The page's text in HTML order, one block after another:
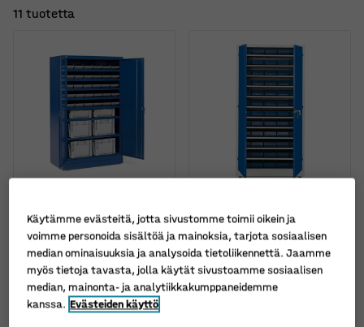
11 tuotetta
Laatikkokaappi SHIFT,
36 laatikkoa, sininen
Tuotenumero :20609
1.265,00 € OSTA
Laatikkokaappi DETAIL +
STYLE, 60 laatikkoa,
1900x1000x400 mm
Tuotenumero
Käytämme evästeitä, jotta sivustomme toimii oikein ja
voimme personoida sisältöä ja mainoksia, tarjota sosiaalisen
median ominaisuuksia ja analysoida tietoliikennettä. Jaamme
myös tietoja tavasta, jolla käytät sivustoamme sosiaalisen
median, mainonta- ja analytiikkakumppaneidemme
kanssa. Evästeiden käyttö